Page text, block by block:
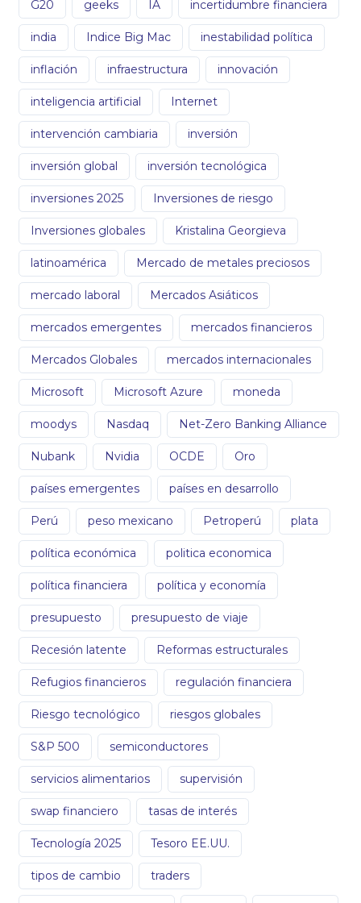
G20 geeks IA incertidumbre financiera
india Indice Big Mac inestabilidad política
inflación infraestructura innovación
inteligencia artificial Internet
intervención cambiaria inversión
inversión global inversión tecnológica
inversiones 2025 Inversiones de riesgo
Inversiones globales Kristalina Georgieva
latinoamérica Mercado de metales preciosos
mercado laboral Mercados Asiáticos
mercados emergentes mercados financieros
Mercados Globales mercados internacionales
Microsoft Microsoft Azure moneda
moodys Nasdaq Net-Zero Banking Alliance
Nubank Nvidia OCDE Oro
países emergentes países en desarrollo
Perú peso mexicano Petroperú plata
política económica politica economica
política financiera política y economía
presupuesto presupuesto de viaje
Recesión latente Reformas estructurales
Refugios financieros regulación financiera
Riesgo tecnológico riesgos globales
S&P 500 semiconductores
servicios alimentarios supervisión
swap financiero tasas de interés
Tecnología 2025 Tesoro EE.UU.
tipos de cambio traders